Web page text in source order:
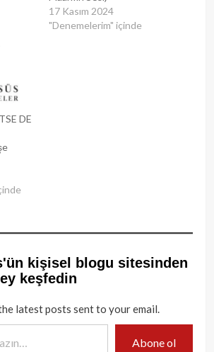
17 Kasım 2024
"Denemelerim" içinde
DE
kişisel blogu sitesinden
keşfedin
latest posts sent to your email.
Abone ol